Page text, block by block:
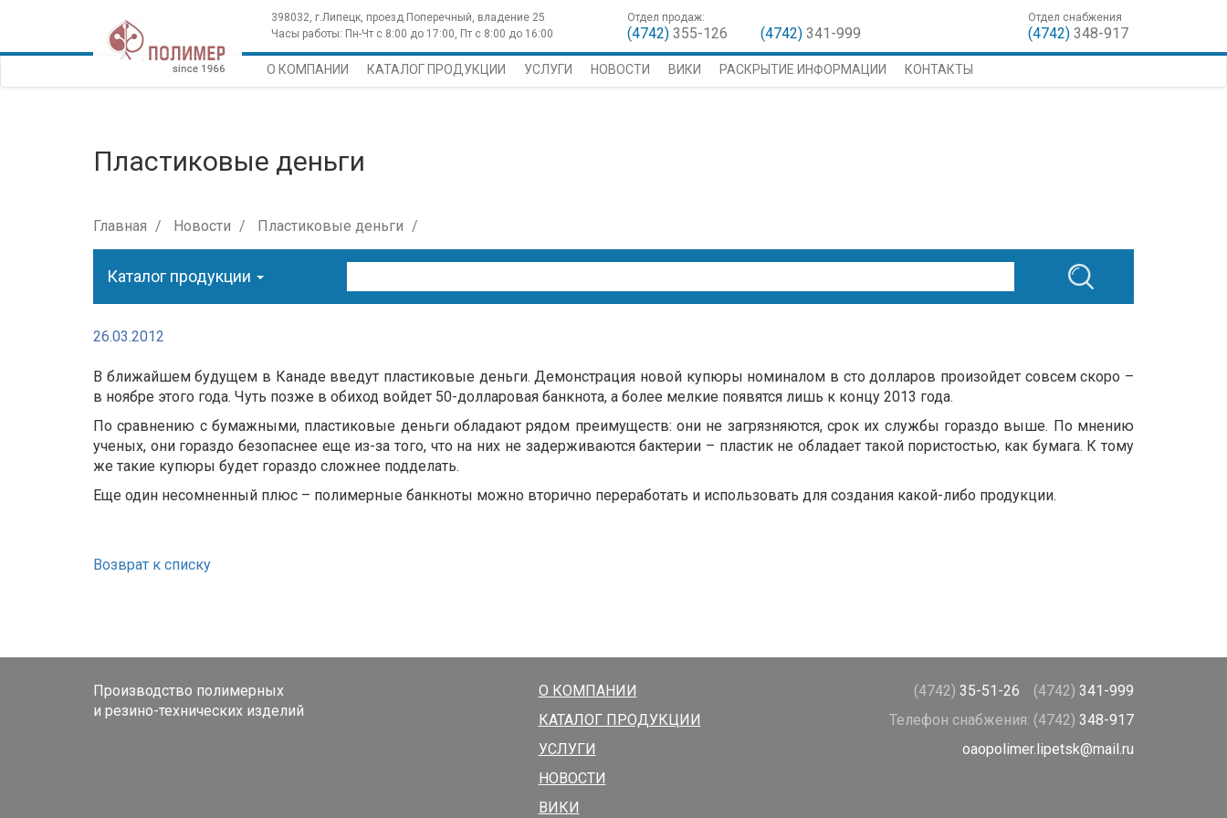
398032, г.Липецк, проезд Поперечный, владение 25
Часы работы: Пн-Чт с 8:00 до 17:00, Пт с 8:00 до 16:00
Отдел продаж:
(4742) 355-126 (4742) 341-999
Отдел снабжения
(4742)348-917
О КОМПАНИИ КАТАЛОГ ПРОДУКЦИИ УСЛУГИ НОВОСТИ ВИКИ РАСКРЫТИЕ ИНФОРМАЦИИ КОНТАКТЫ
Пластиковые деньги
Главная Новости Пластиковые деньги
Каталог продукции
26.03.2012
В ближайшем будущем в Канаде введут пластиковые деньги. Демонстрация новой купюры номиналом в сто долларов произойдет совсем скоро –
в ноябре этого года. Чуть позже в обиход войдет 50-долларовая банкнота, а более мелкие появятся лишь к концу 2013 года.
По сравнению с бумажными, пластиковые деньги обладают рядом преимуществ: они не загрязняются, срок их службы гораздо выше. По мнению
ученых, они гораздо безопаснее еще из-за того, что на них не задерживаются бактерии – пластик не обладает такой пористостью, как бумага. К тому
же такие купюры будет гораздо сложнее подделать.
Еще один несомненный плюс – полимерные банкноты можно вторично переработать и использовать для создания какой-либо продукции.
Возврат к списку
Производство полимерных
и резино-технических изделий
О КОМПАНИИ
КАТАЛОГ ПРОДУКЦИИ
УСЛУГИ
НОВОСТИ
ВИКИ
(4742) 35-51-26 (4742) 341-999
Телефон снабжения: (4742) 348-917
oaopolimer.lipetsk@mail.ru